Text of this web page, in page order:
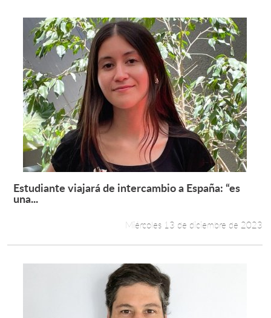
Leer más +
Estudiante viajará de intercambio a España: “es
una...
Miércoles 13 de diciembre de 2023